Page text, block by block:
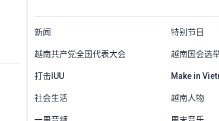
Menu footer tiếng
新闻 特别节目
越南共产党全国代表大会 越南国会选
打击IUU Make in
社会生活 越南人物